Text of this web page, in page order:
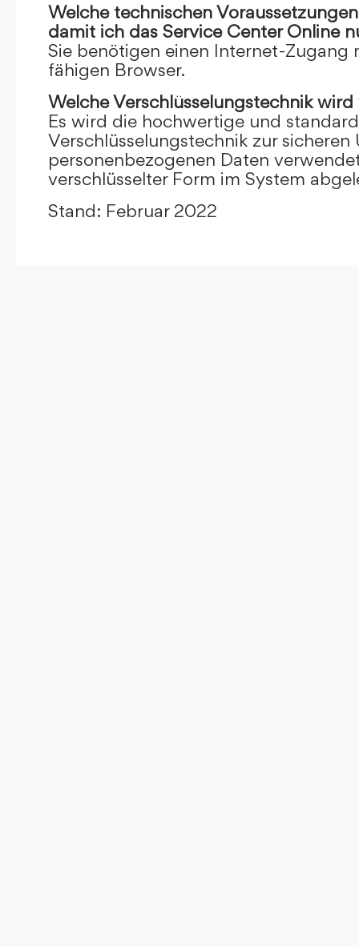
Welche technischen
damit ich das Service Center Online
Sie benötigen einen Internet-Zugang
fähigen Browser.
Welche Verschlüsselungstechnik
Es wird die hochwertige und
Verschlüsselungstechnik zur
personenbezogenen Daten
verschlüsselter Form im System
Stand: Februar 2022